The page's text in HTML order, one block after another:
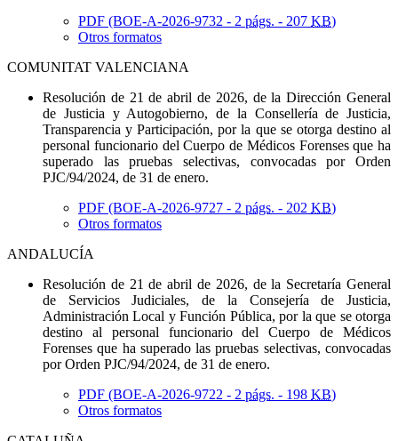
PDF (BOE-A-2026-9732 - 2 págs. - 207 KB)
Otros formatos
COMUNITAT VALENCIANA
Resolución de 21 de abril de 2026, de la Dirección General
de Justicia y Autogobierno, de la Consellería de Justicia,
Transparencia y Participación, por la que se otorga destino al
personal funcionario del Cuerpo de Médicos Forenses que ha
superado las pruebas selectivas, convocadas por Orden
PJC/94/2024, de 31 de enero.
PDF (BOE-A-2026-9727 - 2 págs. - 202 KB)
Otros formatos
ANDALUCÍA
Resolución de 21 de abril de 2026, de la Secretaría General
de Servicios Judiciales, de la Consejería de Justicia,
Administración Local y Función Pública, por la que se otorga
destino al personal funcionario del Cuerpo de Médicos
Forenses que ha superado las pruebas selectivas, convocadas
por Orden PJC/94/2024, de 31 de enero.
PDF (BOE-A-2026-9722 - 2 págs. - 198 KB)
Otros formatos